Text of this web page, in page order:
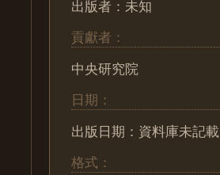
出版者：未知
貢獻者：
中央研究院
日期：
出版日期：資料庫未記載
格式：